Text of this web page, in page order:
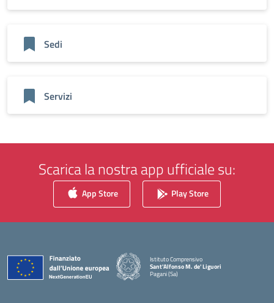
Sedi
Servizi
Scarica la nostra app ufficiale su:
App Store Play Store
Istituto Comprensivo
Sant'Alfonso M. de' Liguori
Pagani (Sa)